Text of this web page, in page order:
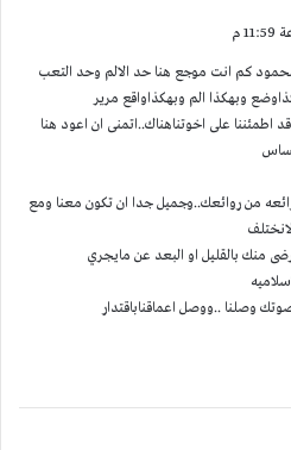
كم انت موجع هنا حد الالم وحد التعب
وبهكذا الم وبهكذاواقع مرير
اطمئننا على اخوتناهناك..اتمنى ان اعود هنا
من روائعك..وجميل جدا ان تكون معنا ومع
منك بالقليل او البعد عن مايجري
وصلنا ..ووصل اعماقناباقتدار